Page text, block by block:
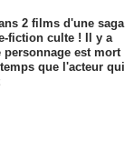
2 films d'une saga
fiction culte ! Il y a
personnage est mort
que l'acteur qui